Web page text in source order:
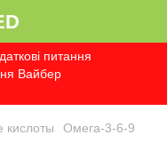
питання
Вайбер
кислоты Омега-3-6-9